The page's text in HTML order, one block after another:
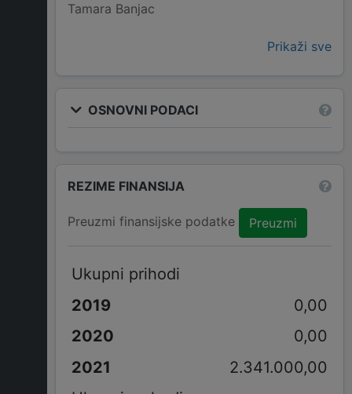
Tamara Banjac
Prikaži sve
OSNOVNI PODACI
REZIME FINANSIJA
Preuzmi finansijske podatke Preuzmi
Ukupni prihodi
0,00
0,00
2.341.000,00